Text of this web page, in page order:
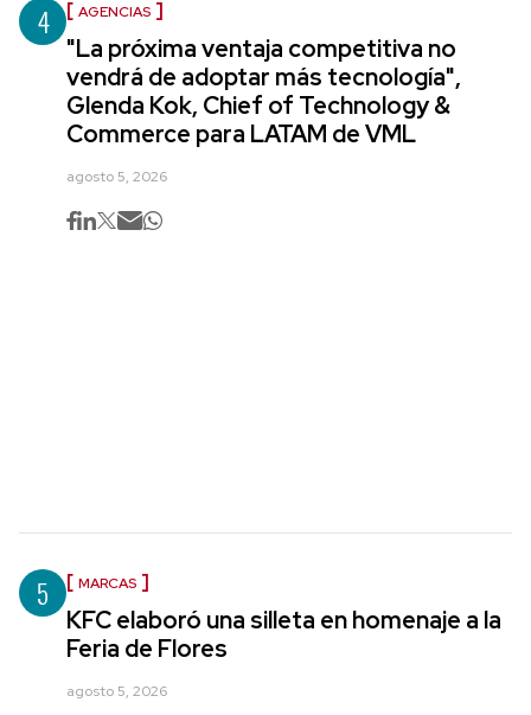
4 AGENCIAS
"La próxima ventaja competitiva no
vendrá de adoptar más tecnología",
Glenda Kok, Chief of Technology &
Commerce para LATAM de VML
agosto 5, 2026
5 MARCAS
KFC elaboró una silleta en homenaje a la
Feria de Flores
agosto 5, 2026